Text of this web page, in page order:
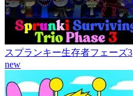
スプランキー生存者フェーズ3
new